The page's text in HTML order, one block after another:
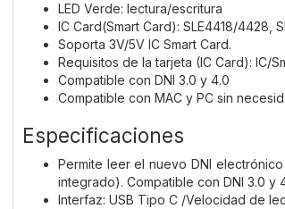
LED Verde: lectura/escritura
IC Card(Smart Card): SLE4418/4428,
Soporta 3V/5V IC Smart Card.
Requisitos de la tarjeta (IC Card): IC/
Compatible con DNI 3.0 y 4.0
Compatible con MAC y PC sin
Especificaciones
Permite leer el nuevo DNI
integrado). Compatible con DNI 3.0 y
Interfaz: USB Tipo C /Velocidad de